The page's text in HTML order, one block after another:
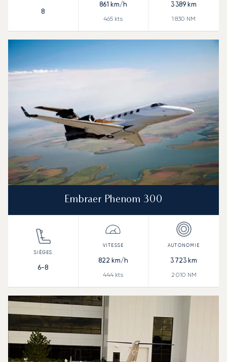
8
861 km/h
465 kts
3 389 km
1 830 NM
Embraer Phenom 300
6-8
822 km/h
444 kts
3 723 km
2 010 NM